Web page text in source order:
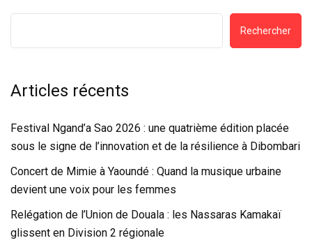
Rechercher
Articles récents
Festival Ngand’a Sao 2026 : une quatrième édition placée
sous le signe de l’innovation et de la résilience à Dibombari
Concert de Mimie à Yaoundé : Quand la musique urbaine
devient une voix pour les femmes
Relégation de l’Union de Douala : les Nassaras Kamakaï
glissent en Division 2 régionale